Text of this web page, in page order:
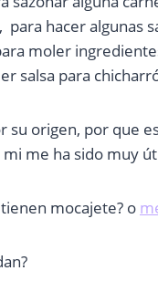
para hacer algunas
moler
salsa para
su origen, por que
mi me ha sido muy
mocajete? o